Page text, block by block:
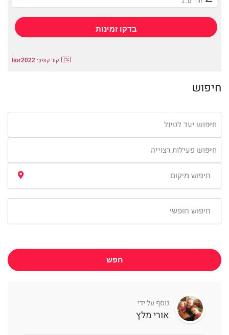
קוד קופון: lior2022
חיפוש
חיפוש יעד לטיול
חיפוש פעילות רצוייה
חפש
נוסף על ידי
אורי מלץ